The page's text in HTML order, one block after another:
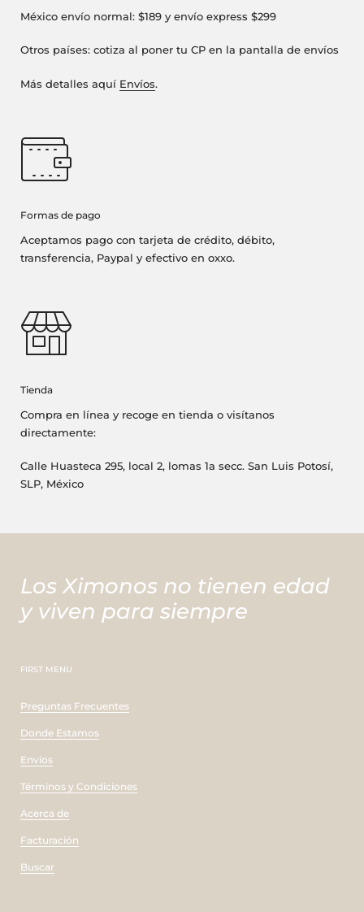
México envío normal: $189 y envío express $299
Otros países: cotiza al poner tu CP en la pantalla de envíos
Más detalles aquí Envíos.
Formas de pago
Aceptamos pago con tarjeta de crédito, débito,
transferencia, Paypal y efectivo en oxxo.
Tienda
Compra en línea y recoge en tienda o visítanos
directamente:
Calle Huasteca 295, local 2, lomas 1a secc. San Luis Potosí,
SLP, México
Los Ximonos no tienen edad
y viven para siempre
FIRST MENU
Preguntas Frecuentes
Donde Estamos
Envíos
Términos y Condiciones
Acerca de
Facturación
Buscar